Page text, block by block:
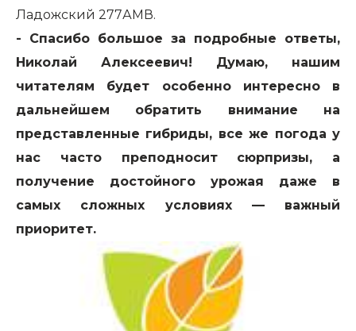
Ладожский 277АМВ.
- Спасибо большое за подробные ответы,
Николай Алексеевич! Думаю, нашим
читателям будет особенно интересно в
дальнейшем обратить внимание на
представленные гибриды, все же погода у
нас часто преподносит сюрпризы, а
получение достойного урожая даже в
самых сложных условиях — важный
приоритет.